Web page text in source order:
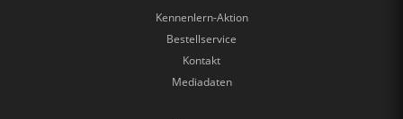
Kennenlern-Aktion
Bestellservice
Kontakt
Mediadaten